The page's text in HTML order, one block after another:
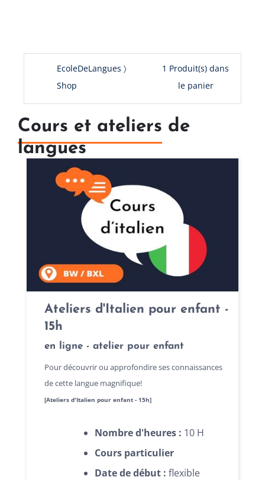
EcoleDeLangues
Shop
1 Produit(s) dans
le panier
Cours et ateliers de
langues
Ateliers d'Italien pour enfant -
15h
en ligne - atelier pour enfant
Pour découvrir ou approfondire ses connaissances
de cette langue magnifique!
[Ateliers d'Italien pour enfant - 15h]
Nombre d'heures : 10 H
Cours particulier
Date de début :flexible